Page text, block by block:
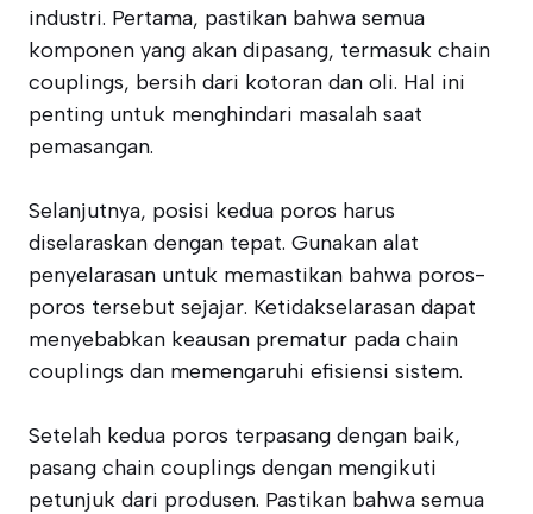
industri. Pertama, pastikan bahwa semua
komponen yang akan dipasang, termasuk chain
couplings, bersih dari kotoran dan oli. Hal ini
penting untuk menghindari masalah saat
pemasangan.
Selanjutnya, posisi kedua poros harus
diselaraskan dengan tepat. Gunakan alat
penyelarasan untuk memastikan bahwa poros-
poros tersebut sejajar. Ketidakselarasan dapat
menyebabkan keausan prematur pada chain
couplings dan memengaruhi efisiensi sistem.
Setelah kedua poros terpasang dengan baik,
pasang chain couplings dengan mengikuti
petunjuk dari produsen. Pastikan bahwa semua